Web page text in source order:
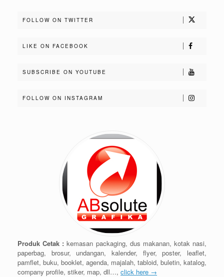
FOLLOW ON TWITTER
LIKE ON FACEBOOK
SUBSCRIBE ON YOUTUBE
FOLLOW ON INSTAGRAM
Produk Cetak : kemasan packaging, dus makanan, kotak nasi,
paperbag, brosur, undangan, kalender, flyer, poster, leaflet,
pamflet, buku, booklet, agenda, majalah, tabloid, buletin, katalog,
company profile, stiker, map, dll…, click here →